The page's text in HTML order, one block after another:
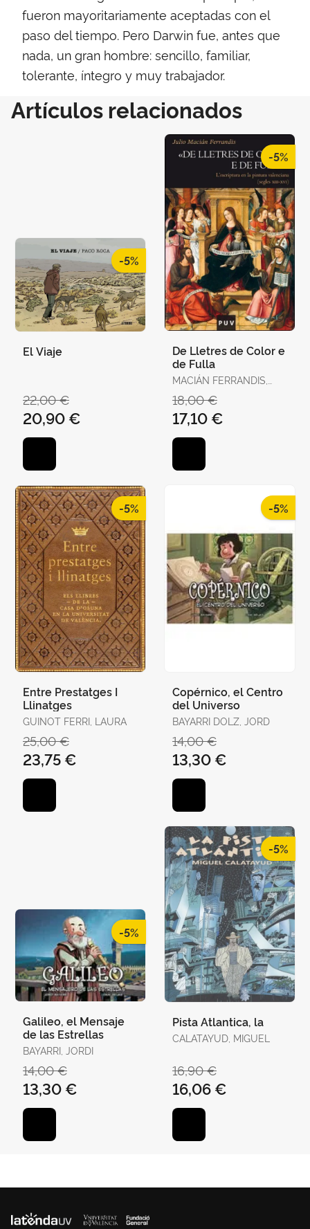
fueron mayoritariamente aceptadas con el
paso del tiempo. Pero Darwin fue, antes que
nada, un gran hombre: sencillo, familiar,
tolerante, íntegro y muy trabajador.
Artículos relacionados
-5%
El Viaje
22,00 €
20,90 €
-5%
De Lletres de Color e
de Fulla
MACIÁN FERRANDIS,
18,00 €
17,10 €
-5%
Entre Prestatges I
Llinatges
GUINOT FERRI, LAURA
25,00 €
23,75 €
-5%
Copérnico, el Centro
del Universo
BAYARRI DOLZ, JORD
14,00 €
13,30 €
-5%
Galileo, el Mensaje
de las Estrellas
BAYARRI, JORDI
14,00 €
13,30 €
-5%
Pista Atlantica, la
CALATAYUD, MIGUEL
16,90 €
16,06 €